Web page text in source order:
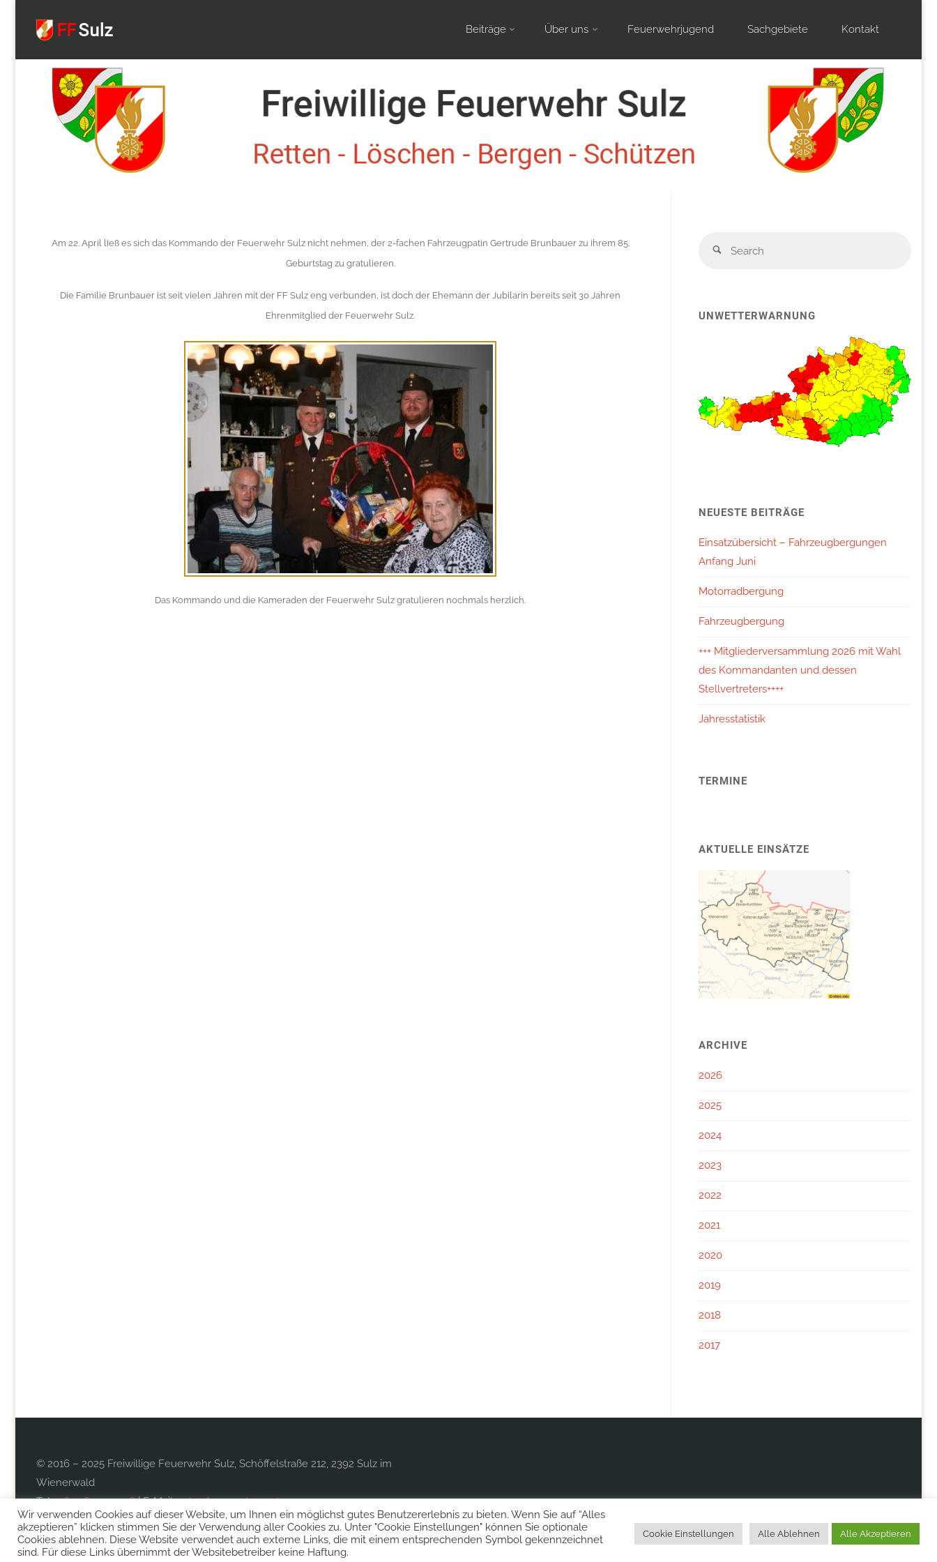
Beiträge Über uns Feuerwehrjugend Sachgebiete Kontakt
Am 22. April ließ es sich das Kommando der Feuerwehr Sulz nicht nehmen, der 2-fachen Fahrzeugpatin Gertrude Brunbauer zu ihrem 85.
Geburtstag zu gratulieren.
Die Familie Brunbauer ist seit vielen Jahren mit der FF Sulz eng verbunden, ist doch der Ehemann der Jubilarin bereits seit 30 Jahren
Ehrenmitglied der Feuerwehr Sulz.
Das Kommando und die Kameraden der Feuerwehr Sulz gratulieren nochmals herzlich.
Search
UNWETTERWARNUNG
NEUESTE BEITRÄGE
Einsatzübersicht – Fahrzeugbergungen
Anfang Juni
Motorradbergung
Fahrzeugbergung
+++ Mitgliederversammlung 2026 mit Wahl
des Kommandanten und dessen
Stellvertreters++++
Jahresstatistik
TERMINE
AKTUELLE EINSÄTZE
ARCHIVE
2026
2025
2024
2023
2022
2021
2020
2019
2018
2017
© 2016 – 2025 Freiwillige Feuerwehr Sulz, Schöffelstraße 212, 2392 Sulz im
Wienerwald
Tel.:0677 613 997 26| E-Mail:sulz@feuerwehr.gv.at
Wir verwenden Cookies auf dieser Website, um Ihnen ein möglichst gutes Benutzererlebnis zu bieten. Wenn Sie auf “Alles
akzeptieren” klicken stimmen Sie der Verwendung aller Cookies zu. Unter "Cookie Einstellungen" können Sie optionale
Cookies ablehnen. Diese Website verwendet auch externe Links, die mit einem entsprechenden Symbol gekennzeichnet
sind. Für diese Links übernimmt der Websitebetreiber keine Haftung.
Cookie Einstellungen Alle Ablehnen Alle Akzeptieren